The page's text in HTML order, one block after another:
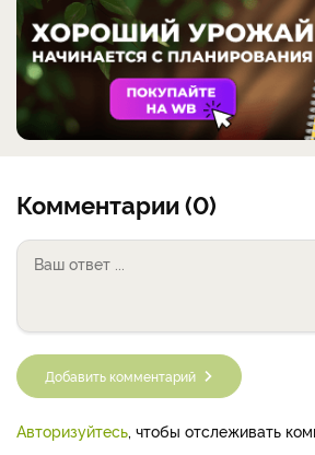
Комментарии (0)
Добавить комментарий
Авторизуйтесь, чтобы отслеживать